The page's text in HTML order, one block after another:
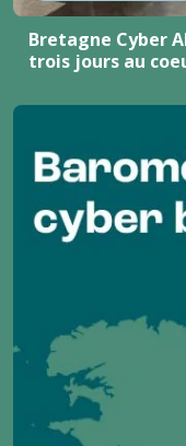
Bretagne Cyber
trois jours au